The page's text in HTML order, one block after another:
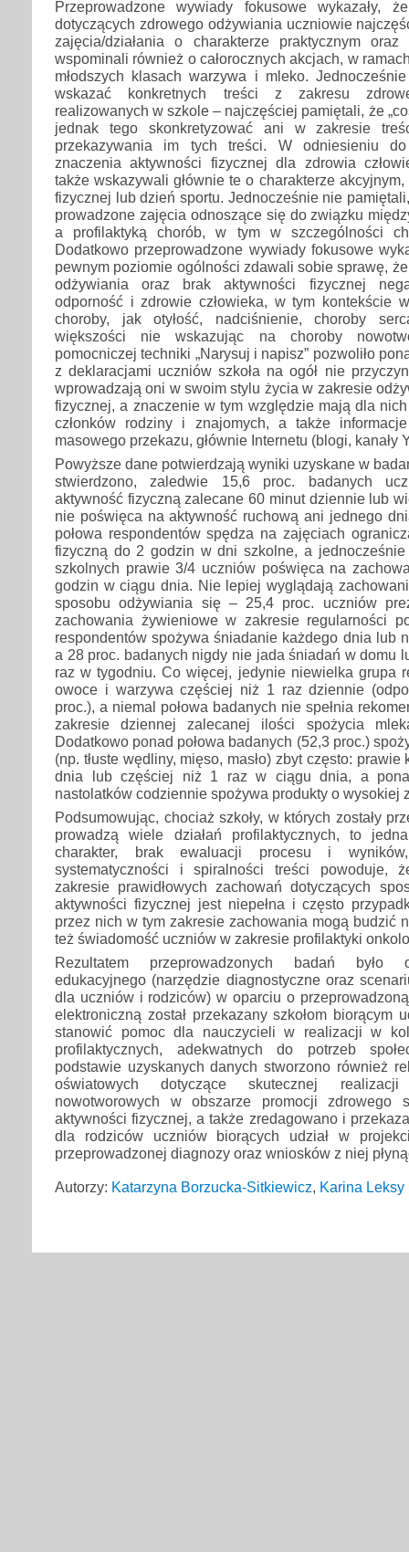
Przeprowadzone wywiady fokusowe wykazały,
dotyczących zdrowego odżywiania uczniowie
zajęcia/działania o charakterze praktycznym oraz
wspominali również o całorocznych akcjach, w
młodszych klasach warzywa i mleko.
wskazać konkretnych treści z zakresu
realizowanych w szkole – najczęściej pamiętali, że
jednak tego skonkretyzować ani w zakresie
przekazywania im tych treści. W odniesieniu do
znaczenia aktywności fizycznej dla zdrowia
także wskazywali głównie te o charakterze
fizycznej lub dzień sportu. Jednocześnie nie
prowadzone zajęcia odnoszące się do związku
a profilaktyką chorób, w tym w szczególności
Dodatkowo przeprowadzone wywiady fokusowe
pewnym poziomie ogólności zdawali sobie sprawę,
odżywiania oraz brak aktywności fizycznej
odporność i zdrowie człowieka, w tym kontekście
choroby, jak otyłość, nadciśnienie, choroby
większości nie wskazując na choroby
pomocniczej techniki „Narysuj i napisz” pozwoliło
z deklaracjami uczniów szkoła na ogół nie
wprowadzają oni w swoim stylu życia w zakresie
fizycznej, a znaczenie w tym względzie mają dla
członków rodziny i znajomych, a także
masowego przekazu, głównie Internetu (blogi, kanały
Powyższe dane potwierdzają wyniki uzyskane w
stwierdzono, zaledwie 15,6 proc. badanych
aktywność fizyczną zalecane 60 minut dziennie lub
nie poświęca na aktywność ruchową ani jednego
połowa respondentów spędza na zajęciach
fizyczną do 2 godzin w dni szkolne, a
szkolnych prawie 3/4 uczniów poświęca na
godzin w ciągu dnia. Nie lepiej wyglądają
sposobu odżywiania się – 25,4 proc. uczniów
zachowania żywieniowe w zakresie regularności
respondentów spożywa śniadanie każdego dnia lub
a 28 proc. badanych nigdy nie jada śniadań w domu
raz w tygodniu. Co więcej, jedynie niewielka grupa
owoce i warzywa częściej niż 1 raz dziennie
proc.), a niemal połowa badanych nie spełnia
zakresie dziennej zalecanej ilości spożycia
Dodatkowo ponad połowa badanych (52,3 proc.)
(np. tłuste wędliny, mięso, masło) zbyt często:
dnia lub częściej niż 1 raz w ciągu dnia, a
nastolatków codziennie spożywa produkty o wysokiej
Podsumowując, chociaż szkoły, w których zostały
prowadzą wiele działań profilaktycznych, to
charakter, brak ewaluacji procesu i
systematyczności i spiralności treści powoduje,
zakresie prawidłowych zachowań dotyczących
aktywności fizycznej jest niepełna i często
przez nich w tym zakresie zachowania mogą budzić
też świadomość uczniów w zakresie profilaktyki
Rezultatem przeprowadzonych badań było
edukacyjnego (narzędzie diagnostyczne oraz
dla uczniów i rodziców) w oparciu o
elektroniczną został przekazany szkołom biorącym
stanowić pomoc dla nauczycieli w realizacji w
profilaktycznych, adekwatnych do potrzeb
podstawie uzyskanych danych stworzono również
oświatowych dotyczące skutecznej
nowotworowych w obszarze promocji zdrowego
aktywności fizycznej, a także zredagowano i
dla rodziców uczniów biorących udział w
przeprowadzonej diagnozy oraz wniosków z niej
Autorzy: Katarzyna Borzucka-Sitkiewicz, Karina Leksy